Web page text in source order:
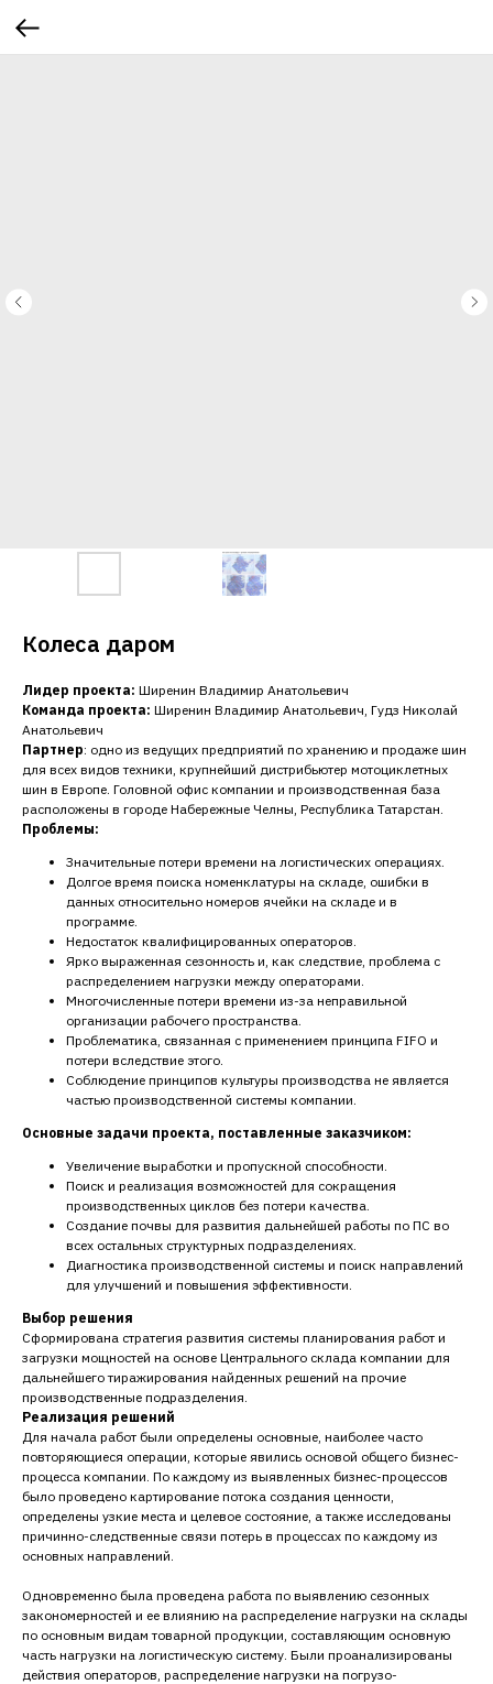
Колеса даром
Лидер проекта: Ширенин Владимир Анатольевич
Команда проекта: Ширенин Владимир Анатольевич, Гудз Николай
Анатольевич
Партнер: одно из ведущих предприятий по хранению и продаже шин
для всех видов техники, крупнейший дистрибьютер мотоциклетных
шин в Европе. Головной офис компании и производственная база
расположены в городе Набережные Челны, Республика Татарстан.
Проблемы:
Значительные потери времени на логистических операциях.
Долгое время поиска номенклатуры на складе, ошибки в
данных относительно номеров ячейки на складе и в
программе.
Недостаток квалифицированных операторов.
Ярко выраженная сезонность и, как следствие, проблема с
распределением нагрузки между операторами.
Многочисленные потери времени из-за неправильной
организации рабочего пространства.
Проблематика, связанная с применением принципа FIFO и
потери вследствие этого.
Соблюдение принципов культуры производства не является
частью производственной системы компании.
Основные задачи проекта, поставленные заказчиком:
Увеличение выработки и пропускной способности.
Поиск и реализация возможностей для сокращения
производственных циклов без потери качества.
Создание почвы для развития дальнейшей работы по ПС во
всех остальных структурных подразделениях.
Диагностика производственной системы и поиск направлений
для улучшений и повышения эффективности.
Выбор решения
Сформирована стратегия развития системы планирования работ и
загрузки мощностей на основе Центрального склада компании для
дальнейшего тиражирования найденных решений на прочие
производственные подразделения.
Реализация решений
Для начала работ были определены основные, наиболее часто
повторяющиеся операции, которые явились основой общего бизнес-
процесса компании. По каждому из выявленных бизнес-процессов
было проведено картирование потока создания ценности,
определены узкие места и целевое состояние, а также исследованы
причинно-следственные связи потерь в процессах по каждому из
основных направлений.
Одновременно была проведена работа по выявлению сезонных
закономерностей и ее влиянию на распределение нагрузки на склады
по основным видам товарной продукции, составляющим основную
часть нагрузки на логистическую систему. Были проанализированы
действия операторов, распределение нагрузки на погрузо-